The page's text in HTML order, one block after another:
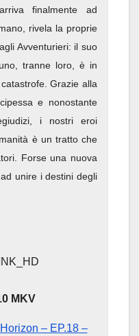
finalmente ad
rivela la proprie
Avventurieri: il suo
tranne loro, è in
Grazie alla
e nonostante
i nostri eroi
è un tratto che
Forse una nuova
unire i destini degli
MKV
– EP.18 –